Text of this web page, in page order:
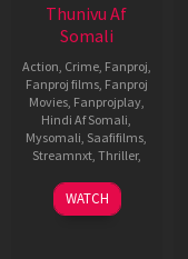
Thunivu Af
Somali
Action Crime Fanproj
Fanproj films, Fanproj
Movies, Fanprojplay,
Hindi Af Somali
Mysomali Saafifilms
Streamnxt, Thriller,
11
Jan
H.
Vinoth
WATCH